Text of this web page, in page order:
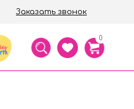
Заказать звонок
0